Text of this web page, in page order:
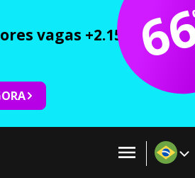
vagas +2.150 cursos